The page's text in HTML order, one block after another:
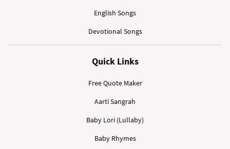
English Songs
Devotional Songs
Quick Links
Free Quote Maker
Aarti Sangrah
Baby Lori (Lullaby)
Baby Rhymes